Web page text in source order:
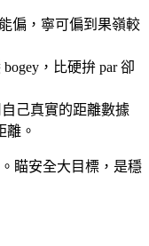
偏，寧可偏到果嶺較
，比硬拚 par 卻
自己真實的距離數據
離。
瞄安全大目標，是穩